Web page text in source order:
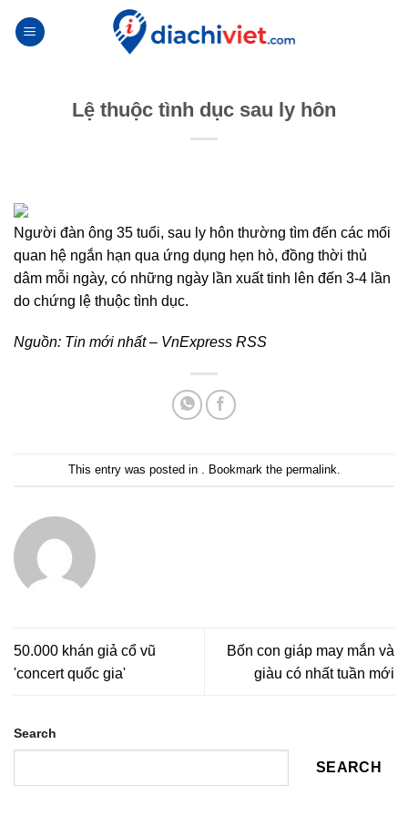
Lệ thuộc tình dục sau ly hôn
Người đàn ông 35 tuổi, sau ly hôn thường tìm đến các mối
quan hệ ngắn hạn qua ứng dụng hẹn hò, đồng thời thủ
dâm mỗi ngày, có những ngày lần xuất tinh lên đến 3-4 lần
do chứng lệ thuộc tình dục.
Nguồn: Tin mới nhất – VnExpress RSS
This entry was posted in . Bookmark the permalink
50.000 khán giả cổ vũ
'concert quốc gia'
Bốn con giáp may mắn và
giàu có nhất tuần mới
Search
SEARCH